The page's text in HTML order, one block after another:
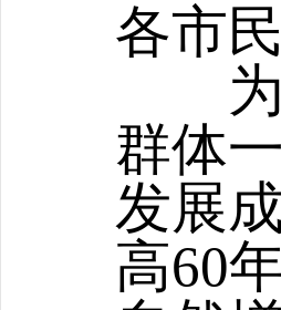
各市
为
群体
发展
高60